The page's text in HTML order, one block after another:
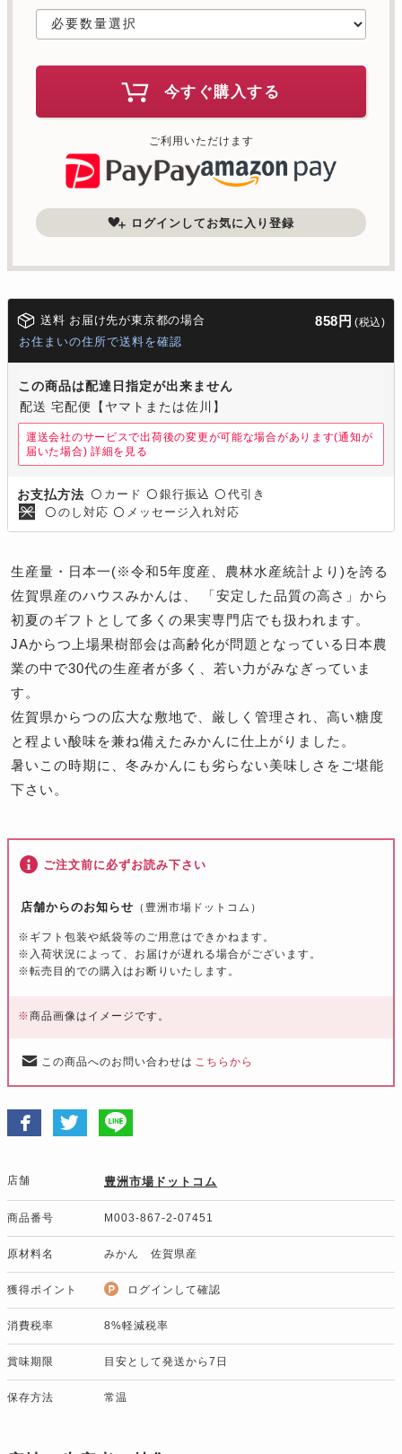
今すぐ購入する
ご利用いただけます
ログインしてお気に入り登録
送料 お届け先が東京都の場合 858円 (税込)
お住まいの住所で送料を確認
この商品は配達日指定が出来ません
配送 宅配便【ヤマトまたは佐川】
運送会社のサービスで出荷後の変更が可能な場合があります(通知が
届いた場合) 詳細を見る
お支払方法 〇 カード 〇 銀行振込 〇 代引き
〇 のし対応 〇 メッセージ入れ対応
生産量・日本一(※令和5年度産、農林水産統計より)を誇る
佐賀県産のハウスみかんは、 「安定した品質の高さ」から
初夏のギフトとして多くの果実専門店でも扱われます。
JAからつ上場果樹部会は高齢化が問題となっている日本農
業の中で30代の生産者が多く、若い力がみなぎっていま
す。
佐賀県からつの広大な敷地で、厳しく管理され、高い糖度
と程よい酸味を兼ね備えたみかんに仕上がりました。
暑いこの時期に、冬みかんにも劣らない美味しさをご堪能
下さい。
ご注文前に必ずお読み下さい
店舗からのお知らせ （豊洲市場ドットコム）
※ギフト包装や紙袋等のご用意はできかねます。
※入荷状況によって、お届けが遅れる場合がございます。
※転売目的での購入はお断りいたします。
※商品画像はイメージです。
この商品へのお問い合わせは こちらから
店舗 豊洲市場ドットコム
商品番号 M003-867-2-07451
原材料名 みかん 佐賀県産
獲得ポイント ログインして確認
消費税率 8%軽減税率
賞味期限 目安として発送から7日
保存方法 常温